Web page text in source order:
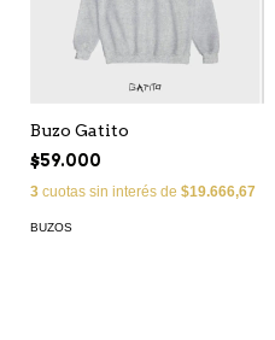
Buzo Gatito
$59.000
3 cuotas sin interés de $19.666,67
BUZOS